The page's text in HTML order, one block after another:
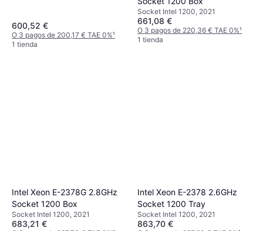
600,52 €
O 3 pagos de 200,17 € TAE 0%¹
1 tienda
Socket Intel 1200, 2021
661,08 €
O 3 pagos de 220,36 € TAE 0%¹
1 tienda
Intel Xeon E-2378G 2.8GHz
Socket 1200 Box
Socket Intel 1200, 2021
683,21 €
Intel Xeon E-2378 2.6GHz
Socket 1200 Tray
Socket Intel 1200, 2021
863,70 €